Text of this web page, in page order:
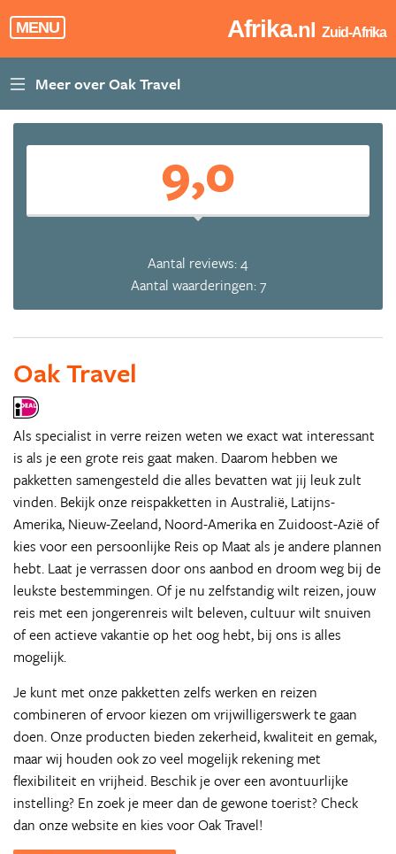
MENU Afrika.nl Zuid-Afrika
9,0
Aantal reviews: 4
Aantal waarderingen: 7
Oak Travel
Als specialist in verre reizen weten we exact wat interessant
is als je een grote reis gaat maken. Daarom hebben we
pakketten samengesteld die alles bevatten wat jij leuk zult
vinden. Bekijk onze reispakketten in Australië, Latijns-
Amerika, Nieuw-Zeeland, Noord-Amerika en Zuidoost-Azië of
kies voor een persoonlijke Reis op Maat als je andere plannen
hebt. Laat je verrassen door ons aanbod en droom weg bij de
leukste bestemmingen. Of je nu zelfstandig wilt reizen, jouw
reis met een jongerenreis wilt beleven, cultuur wilt snuiven
of een actieve vakantie op het oog hebt, bij ons is alles
mogelijk.
Je kunt met onze pakketten zelfs werken en reizen
combineren of ervoor kiezen om vrijwilligerswerk te gaan
doen. Onze producten bieden zekerheid, kwaliteit en gemak,
maar wij houden ook zo veel mogelijk rekening met
flexibiliteit en vrijheid. Beschik je over een avontuurlijke
instelling? En zoek je meer dan de gewone toerist? Check
dan onze website en kies voor Oak Travel!